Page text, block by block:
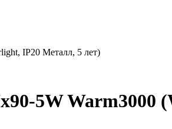
IP20 Металл, 5 лет)
5W Warm3000